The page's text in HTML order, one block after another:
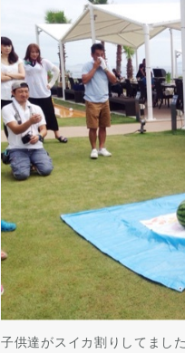
子供達がスイカ割りしてました